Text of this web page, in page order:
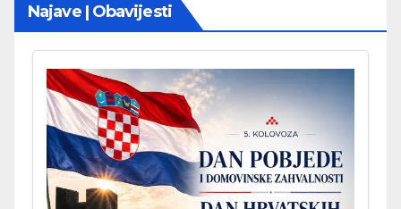
Najave | Obavijesti